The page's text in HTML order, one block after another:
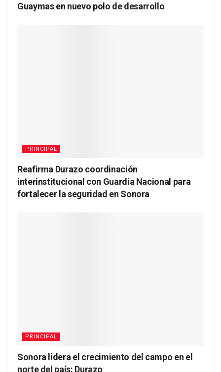
Guaymas en nuevo polo de desarrollo
PRINCIPAL
Reafirma Durazo coordinación
interinstitucional con Guardia Nacional para
fortalecer la seguridad en Sonora
PRINCIPAL
Sonora lidera el crecimiento del campo en el
norte del país: Durazo